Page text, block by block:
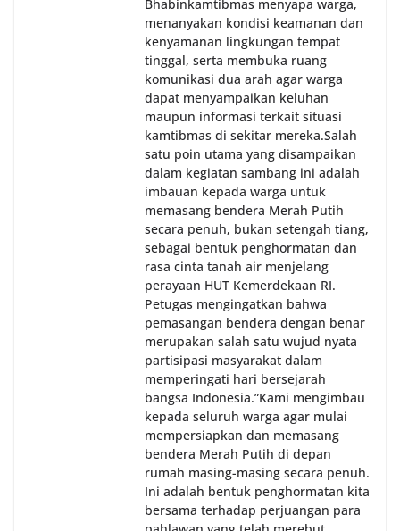
Bhabinkamtibmas menyapa warga,
menanyakan kondisi keamanan dan
kenyamanan lingkungan tempat
tinggal, serta membuka ruang
komunikasi dua arah agar warga
dapat menyampaikan keluhan
maupun informasi terkait situasi
kamtibmas di sekitar mereka.‎‎‎Salah
satu poin utama yang disampaikan
dalam kegiatan sambang ini adalah
imbauan kepada warga untuk
memasang bendera Merah Putih
secara penuh, bukan setengah tiang,
sebagai bentuk penghormatan dan
rasa cinta tanah air menjelang
perayaan HUT Kemerdekaan RI.
Petugas mengingatkan bahwa
pemasangan bendera dengan benar
merupakan salah satu wujud nyata
partisipasi masyarakat dalam
memperingati hari bersejarah
bangsa Indonesia.‎‎”Kami mengimbau
kepada seluruh warga agar mulai
mempersiapkan dan memasang
bendera Merah Putih di depan
rumah masing-masing secara penuh.
Ini adalah bentuk penghormatan kita
bersama terhadap perjuangan para